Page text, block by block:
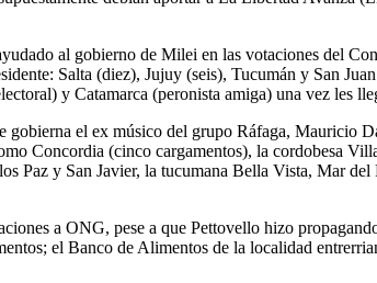
al gobierno de Milei en las votaciones del
Salta (diez), Jujuy (seis), Tucumán y San
y Catamarca (peronista amiga) una vez les
el ex músico del grupo Ráfaga, Mauricio
Concordia (cinco cargamentos), la cordobesa
Paz y San Javier, la tucumana Bella Vista, Mar
a ONG, pese a que Pettovello hizo
el Banco de Alimentos de la localidad